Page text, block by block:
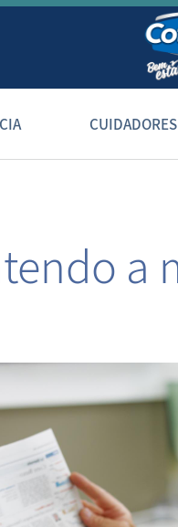
CUIDADORES
a